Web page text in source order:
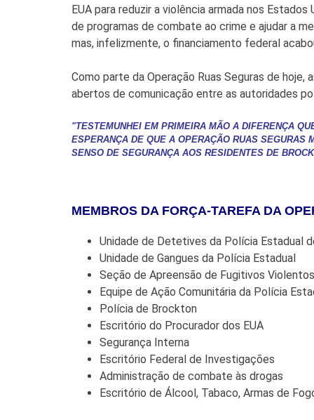
EUA para reduzir a violência armada nos
de programas de combate ao crime e ajudar a
mas, infelizmente, o financiamento federal
Como parte da Operação Ruas Seguras de
abertos de comunicação entre as autoridades
"TESTEMUNHEI EM PRIMEIRA MÃO A DIFERENÇA
ESPERANÇA DE QUE A OPERAÇÃO RUAS
SENSO DE SEGURANÇA AOS RESIDENTES DE
MEMBROS DA FORÇA-TAREFA DA
Unidade de Detetives da Polícia Estadual
Unidade de Gangues da Polícia Estadual
Seção de Apreensão de Fugitivos
Equipe de Ação Comunitária da Polícia
Polícia de Brockton
Escritório do Procurador dos EUA
Segurança Interna
Escritório Federal de Investigações
Administração de combate às drogas
Escritório de Álcool, Tabaco, Armas de